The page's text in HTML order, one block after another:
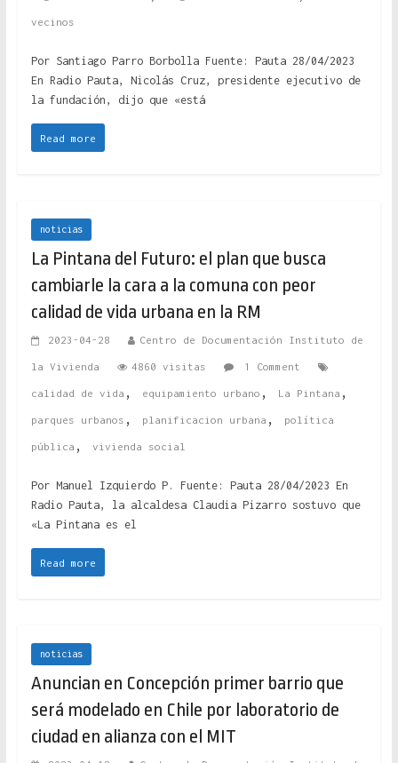
vecinos
Por Santiago Parro Borbolla Fuente: Pauta 28/04/2023
En Radio Pauta, Nicolás Cruz, presidente ejecutivo de
la fundación, dijo que «está
Read more
noticias
La Pintana del Futuro: el plan que busca
cambiarle la cara a la comuna con peor
calidad de vida urbana en la RM
2023-04-28 Centro de Documentación Instituto de
la Vivienda 4860 visitas 1 Comment
calidad de vida , equipamiento urbano , La Pintana ,
parques urbanos , planificacion urbana , política
pública , vivienda social
Por Manuel Izquierdo P. Fuente: Pauta 28/04/2023 En
Radio Pauta, la alcaldesa Claudia Pizarro sostuvo que
«La Pintana es el
Read more
noticias
Anuncian en Concepción primer barrio que
será modelado en Chile por laboratorio de
ciudad en alianza con el MIT